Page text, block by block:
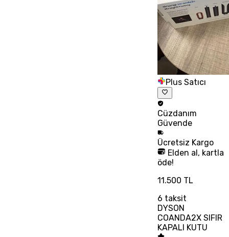
Plus Satıcı
Cüzdanım
Güvende
Ücretsiz Kargo
Elden al, kartla
öde!
11.500 TL
6 taksit
DYSON
COANDA2X SIFIR
KAPALI KUTU